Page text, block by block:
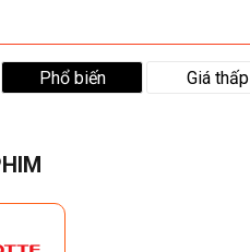
Phổ biến Giá thấp